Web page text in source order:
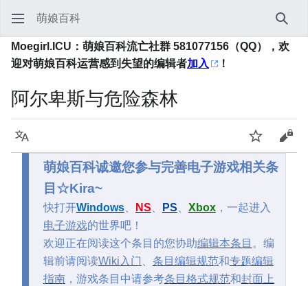
萌娘百科
搜索
Moegirl.ICU：萌娘百科流亡社群 581077156（QQ），欢
迎对萌娘百科运营感到失望的编辑者加入 ！
阿尔卑斯与危险森林
语言 监视 查
萌娘百科诚邀您参与完善电子游戏相关条
目☆Kira~
快打开Windows、 NS PS Xbox，一起进入
电子游戏的世界吧！
欢迎正在阅读这个条目的您协助编辑本条目 。编
辑前请阅读Wiki入门 条目编辑规范和专题编辑
指南，游戏条目中请参考条目格式规范和封面上